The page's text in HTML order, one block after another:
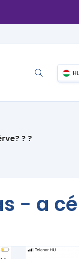
? ?
- a